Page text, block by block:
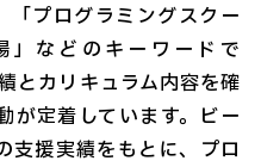
プログラミングスクー
などのキーワードで
とカリキュラム内容を確
が定着しています。ビー
援実績をもとに、プロ